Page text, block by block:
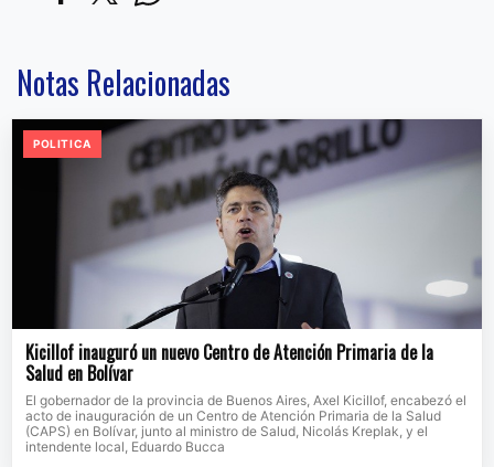
Notas Relacionadas
POLITICA
Kicillof inauguró un nuevo Centro de Atención Primaria de la
Salud en Bolívar
El gobernador de la provincia de Buenos Aires, Axel Kicillof, encabezó el
acto de inauguración de un Centro de Atención Primaria de la Salud
(CAPS) en Bolívar, junto al ministro de Salud, Nicolás Kreplak, y el
intendente local, Eduardo Bucca